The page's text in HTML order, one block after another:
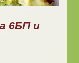
6БП и